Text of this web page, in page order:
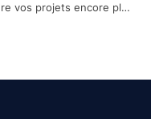
vos projets encore plus